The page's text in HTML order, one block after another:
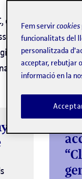
orienta la teva
els límits
lacreativitat
Fem servircookies
funcionalitats del
personalitzada
acceptar, rebutjar
informació en la